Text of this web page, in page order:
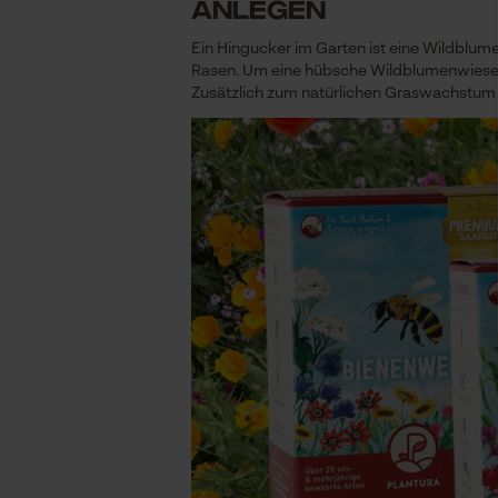
Ein Hingucker im Garten ist eine
Rasen. Um eine hübsche
Zusätzlich zum natürlichen